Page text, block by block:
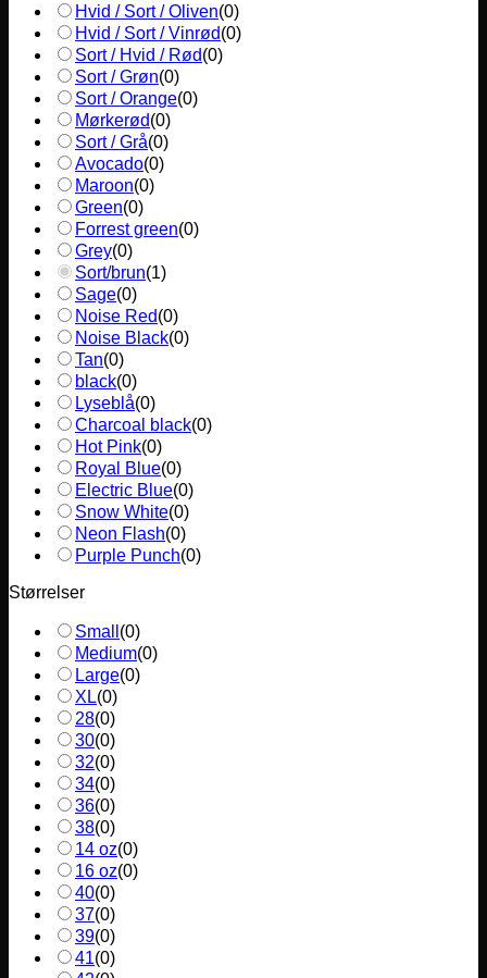
Hvid / Sort / Oliven(0)
Hvid / Sort / Vinrød(0)
Sort / Hvid / Rød(0)
Sort / Grøn(0)
Sort / Orange(0)
Mørkerød(0)
Sort / Grå(0)
Avocado(0)
Maroon(0)
Green(0)
Forrest green(0)
Grey(0)
Sort/brun(1)
Sage(0)
Noise Red(0)
Noise Black(0)
Tan(0)
black(0)
Lyseblå(0)
Charcoal black(0)
Hot Pink(0)
Royal Blue(0)
Electric Blue(0)
Snow White(0)
Neon Flash(0)
Purple Punch(0)
Størrelser
Small (0)
Medium(0)
Large(0)
XL(0)
28(0)
30(0)
32(0)
34(0)
36(0)
38(0)
14 oz(0)
16 oz(0)
40(0)
37(0)
39(0)
41(0)